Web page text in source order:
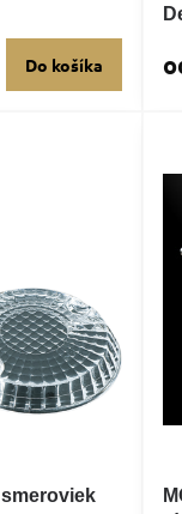
Do košíka